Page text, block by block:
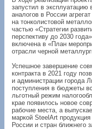
запустил в
аналогов в России
на тонколистовой
частью «Стратегии
перспективу до 2030
включена в «План
отрасли черной
Успешное завершение
контракта в 2021 году
и администрации города
поступления в бюджеты
льготный режим
крае появилось новое
рабочие места, а
маркой SteelArt
России и стран ближнего